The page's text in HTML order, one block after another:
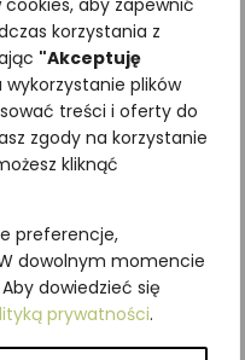
aby zapewnić
korzystania z
"Akceptuję
wykorzystanie plików
treści i oferty do
zgody na korzystanie
kliknąć
preferencje,
dowolnym momencie
dowiedzieć się
prywatności.
Magnes drewniany
SIKORKA BOGATKA
Dodaj do koszyka